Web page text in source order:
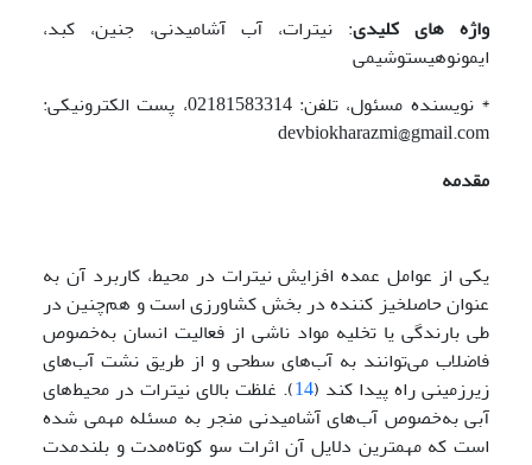
واژه های کلیدی: نیترات، آب آشامیدنی، جنین، کبد،
ایمونوهیستوشیمی
* نویسنده مسئول، تلفن: 02181583314، پست الکترونیکی:
devbiokharazmi@gmail.com
مقدمه
یکی از عوامل عمده افزایش نیترات در محیط، کاربرد آن به
عنوان حاصلخیز کننده در بخش کشاورزی است و هم‌چنین در
طی بارندگی یا تخلیه مواد ناشی از فعالیت انسان به‌خصوص
فاضلاب می‌توانند به آب‌های سطحی و از طریق نشت آب‌های
زیرزمینی راه پیدا کند (14). غلظت بالای نیترات در محیط‌های
آبی به‌خصوص آب‌های آشامیدنی منجر به مسئله مهمی شده
است که مهمترین دلایل آن اثرات سو کوتاه‌مدت و بلندمدت